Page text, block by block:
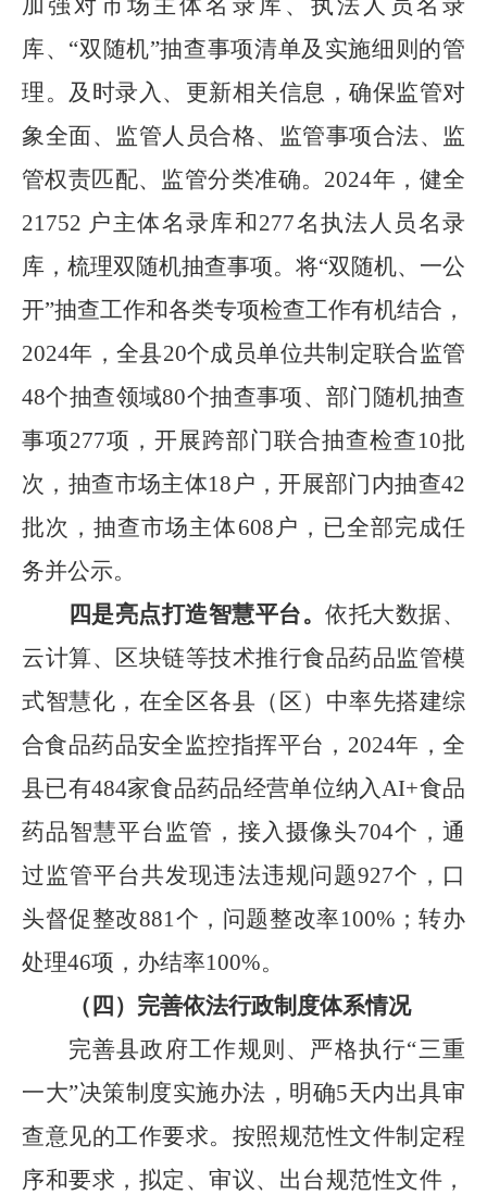
加强对市场主体名录库、执法人员名录
库、 “双随机”抽查事项清单及实施细则的管
理。及时录入、更新相关信息，确保监管对
象全面、监管人员合格、监管事项合法、监
管权责匹配、监管分类准确。 2024年，健全
21752 户主体名录库和277名执法人员名录
库，梳理双随机抽查事项。将“双随机、一公
开”抽查工作和各类专项检查工作有机结合，
2024年，全县20个成员单位共制定联合监管
48个抽查领域80个抽查事项、部门随机抽查
事项277项，开展跨部门联合抽查检查10批
次，抽查市场主体18 户，开展部门内抽查42
批次，抽查市场主体608 户，已全部完成任
务并公示。
四是亮点打造智慧平台。依托大数据、
云计算、区块链等技术推行食品药品监管模
式智慧化，在全区各县（区）中率先搭建综
合食品药品安全监控指挥平台， 2024年，全
县已有484家食品药品经营单位纳入AI+食品
药品智慧平台监管，接入摄像头704个，通
过监管平台共发现违法违规问题927个，口
头督促整改881个，问题整改率100% ；转办
处理46项，办结率100%。
（四）完善依法行政制度体系情况
完善县政府工作规则、严格执行“三重
一大”决策制度实施办法，明确5天内出具审
查意见的工作要求。按照规范性文件制定程
序和要求，拟定、审议、出台规范性文件，